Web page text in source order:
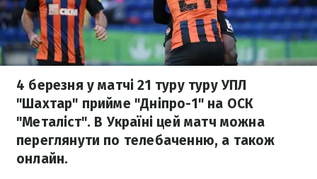
4 березня у матчі 21 туру туру УПЛ
"Шахтар" прийме "Дніпро-1" на ОСК
"Металіст". В Україні цей матч можна
переглянути по телебаченню, а також
онлайн.